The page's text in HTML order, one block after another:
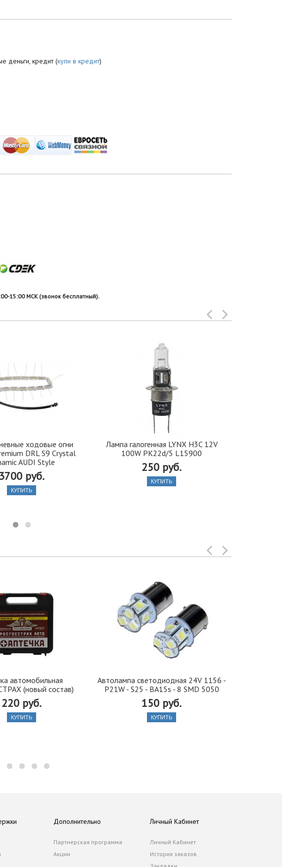
деньги, кредит (купи в кредит)
15:00 МСК (звонок бесплатный).
ходовые огни
DRL S9 Crystal
AUDI Style
3700 руб.
КУПИТЬ
Лампа галогенная LYNX H3C 12V
100W PK22d/5 L15900
250 руб.
КУПИТЬ
автомобильная
(новый состав)
220 руб.
КУПИТЬ
Автолампа cветодиодная 24V 1156 -
P21W - S25 - BA15s - 8 SMD 5050
150 руб.
КУПИТЬ
Дополнительно
Партнерская программа
Акции
Личный Кабинет
Личный Кабинет
История заказов